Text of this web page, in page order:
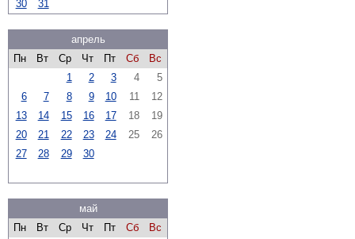
30 31
апрель
Пн
Вт Ср Чт Пт Сб
Вс
1
2 3 4
5
6
7 8 9 10 11
12
13
14 15 16 17 18
19
20
21 22 23 24 25
26
27
28 29 30
май
Пн
Вт Ср Чт Пт Сб
Вс